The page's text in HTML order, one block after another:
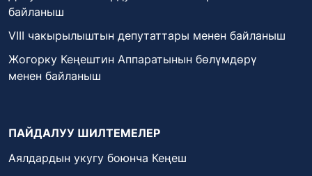
байланыш
VIII чакырылыштын депутаттары менен байланыш
Жогорку Кеңештин Аппаратынын бөлүмдөрү
менен байланыш
ПАЙДАЛУУ ШИЛТЕМЕЛЕР
Аялдардын укугу боюнча Кеңеш